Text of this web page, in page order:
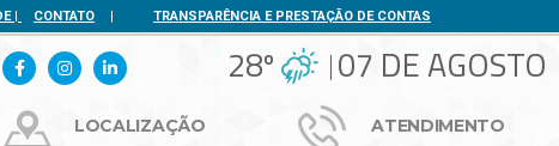
| CONTATO | TRANSPARÊNCIA E PRESTAÇÃO DE CONTAS
28º 07 DE AGOSTO
LOCALIZAÇÃO ATENDIMENTO